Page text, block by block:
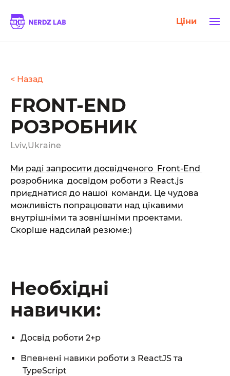
Ціни
< Назад
FRONT-END
РОЗРОБНИК
Lviv,Ukraine
Ми раді запросити досвідченого Front-End
розробника досвідом роботи з React.js
приєднатися до нашої команди. Це чудова
можливість попрацювати над цікавими
внутрішніми та зовнішніми проектами.
Скоріше надсилай резюме:)
Необхідні
навички:
Досвід роботи 2+р
Впевнені навики роботи з ReactJS та
TypeScript